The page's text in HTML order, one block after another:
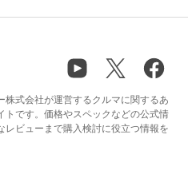
式会社が運営するクルマに関するあ
トです。価格やスペックなどの公式情
ビューまで購入検討に役立つ情報を